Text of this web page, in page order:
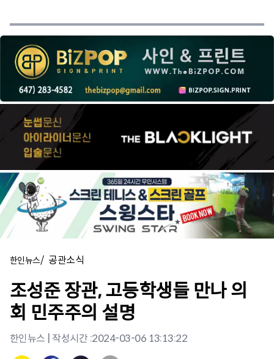
한인뉴스/ 공관소식
조성준 장관, 고등학생들 만나 의
회 민주주의 설명
한인뉴스 | 작성시간 :2024-03-06 13:13:22